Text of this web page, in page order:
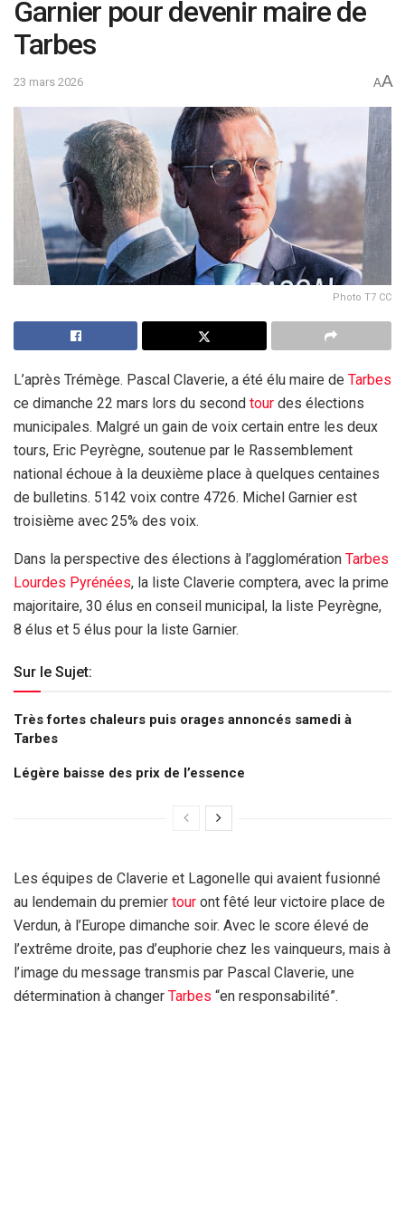
Garnier pour devenir maire de
Tarbes
23 mars 2026 AA
Photo T7 CC
L’après Trémège. Pascal Claverie, a été élu maire de Tarbes
ce dimanche 22 mars lors du second tour des élections
municipales. Malgré un gain de voix certain entre les deux
tours, Eric Peyrègne, soutenue par le Rassemblement
national échoue à la deuxième place à quelques centaines
de bulletins. 5142 voix contre 4726. Michel Garnier est
troisième avec 25% des voix.
Dans la perspective des élections à l’agglomération Tarbes
Lourdes Pyrénées, la liste Claverie comptera, avec la prime
majoritaire, 30 élus en conseil municipal, la liste Peyrègne,
8 élus et 5 élus pour la liste Garnier.
Sur le Sujet:
Très fortes chaleurs puis orages annoncés samedi à
Tarbes
Légère baisse des prix de l’essence
Les équipes de Claverie et Lagonelle qui avaient fusionné
au lendemain du premier tour ont fêté leur victoire place de
Verdun, à l’Europe dimanche soir. Avec le score élevé de
l’extrême droite, pas d’euphorie chez les vainqueurs, mais à
l’image du message transmis par Pascal Claverie, une
détermination à changer Tarbes “en responsabilité”.